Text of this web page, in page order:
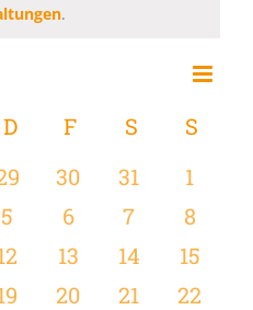
.
Monat
D DONNERSTAG
F FREITAG
S SAMSTAG
S
Veranstaltungen
0
Veranstaltungen
30
0
31
0
1
0
Veranstaltungen
5
0
Veranstaltungen
6
0
7
0
8
0
Veranstaltungen
13
0
14
0
15
0
20
0
21
0
22